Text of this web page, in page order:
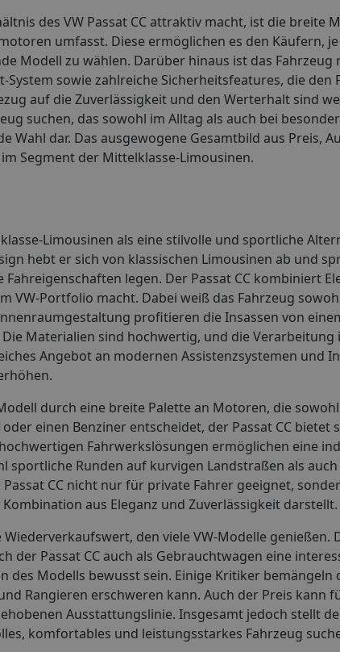
des VW Passat CC attraktiv macht, ist die breite
umfasst. Diese ermöglichen es den Käufern,
Modell zu wählen. Darüber hinaus ist das
sowie zahlreiche Sicherheitsfeatures, die den
auf die Zuverlässigkeit und den Werterhalt sind
suchen, das sowohl im Alltag als auch bei
Wahl dar. Das ausgewogene Gesamtbild aus Preis,
Segment der Mittelklasse-Limousinen.
Limousinen als eine stilvolle und sportliche
hebt er sich von klassischen Limousinen ab und
legen. Der Passat CC kombiniert
VW-Portfolio macht. Dabei weiß das Fahrzeug
profitieren die Insassen von
Materialien sind hochwertig, und die Verarbeitung
Angebot an modernen Assistenzsystemen und
durch eine breite Palette an Motoren, die
einen Benziner entscheidet, der Passat CC bietet
Fahrwerkslösungen ermöglichen eine
sportliche Runden auf kurvigen Landstraßen als
CC nicht nur für private Fahrer geeignet,
aus Eleganz und Zuverlässigkeit darstellt.
den viele VW-Modelle genießen.
der Passat CC auch als Gebrauchtwagen eine
des Modells bewusst sein. Einige Kritiker
Rangieren erschweren kann. Auch der Preis kann
Ausstattungslinie. Insgesamt jedoch stellt
komfortables und leistungsstarkes Fahrzeug